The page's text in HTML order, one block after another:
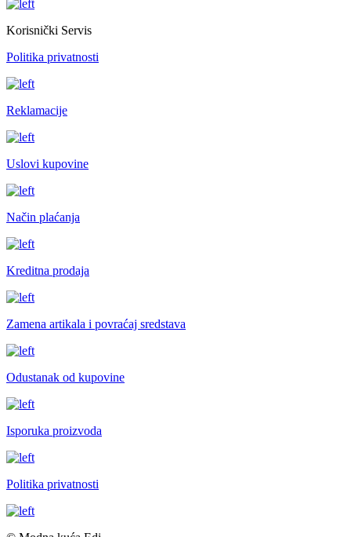
Korisnički Servis
Politika privatnosti
Reklamacije
Uslovi kupovine
Način plaćanja
Kreditna prodaja
Zamena artikala i povraćaj sredstava
Odustanak od kupovine
Isporuka proizvoda
Politika privatnosti